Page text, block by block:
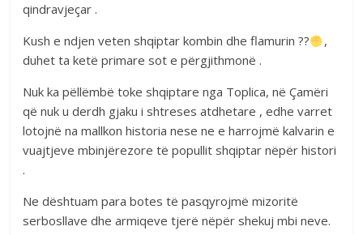
qindravjeçar .
Kush e ndjen veten shqiptar kombin dhe flamurin ??
,
duhet ta ketë primare sot e përgjithmonë .
Nuk ka pëllëmbë toke shqiptare nga Toplica, në Çamëri
që nuk u derdh gjaku i shtreses atdhetare , edhe varret
lotojnë na mallkon historia nese ne e harrojmë kalvarin e
vuajtjeve mbinjërezore të popullit shqiptar nëpër histori
.
Ne dështuam para botes të pasqyrojmë mizoritë
serbosllave dhe armiqeve tjerë nëpër shekuj mbi neve.